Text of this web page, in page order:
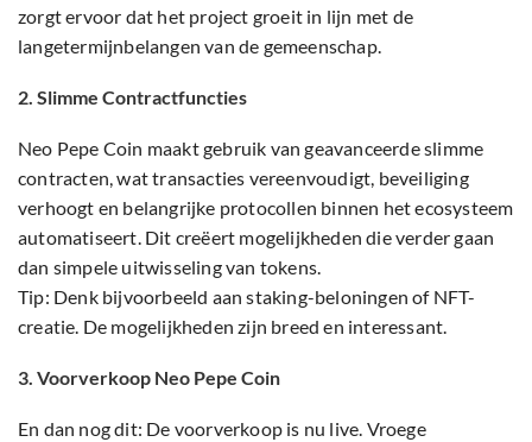
zorgt ervoor dat het project groeit in lijn met de
langetermijnbelangen van de gemeenschap.
2. Slimme Contractfuncties
Neo Pepe Coin maakt gebruik van geavanceerde slimme
contracten, wat transacties vereenvoudigt, beveiliging
verhoogt en belangrijke protocollen binnen het ecosysteem
automatiseert. Dit creëert mogelijkheden die verder gaan
dan simpele uitwisseling van tokens.
Tip: Denk bijvoorbeeld aan staking-beloningen of NFT-
creatie. De mogelijkheden zijn breed en interessant.
3. Voorverkoop Neo Pepe Coin
En dan nog dit: De voorverkoop is nu live. Vroege